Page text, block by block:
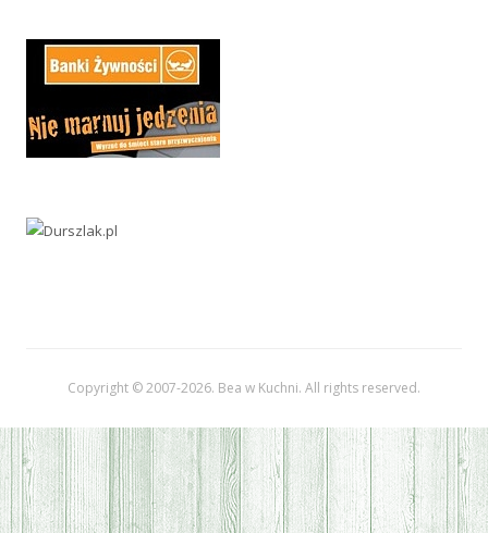
Copyright © 2007-2026. Bea w Kuchni. All rights reserved.